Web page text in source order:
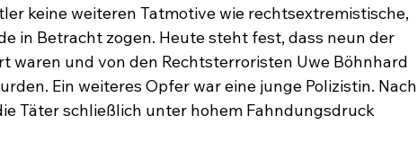
keine weiteren Tatmotive wie rechtsextremistische,
in Betracht zogen. Heute steht fest, dass neun der
waren und von den Rechtsterroristen Uwe Böhnhard
Ein weiteres Opfer war eine junge Polizistin. Nach
Täter schließlich unter hohem Fahndungsdruck